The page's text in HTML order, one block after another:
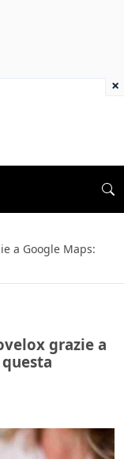
a Google Maps:
grazie a
×